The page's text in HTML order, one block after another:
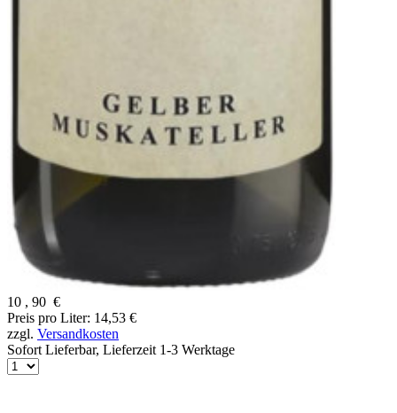
10 , 90 €
Preis pro Liter: 14,53 €
zzgl. Versandkosten
Sofort Lieferbar, Lieferzeit 1-3 Werktage